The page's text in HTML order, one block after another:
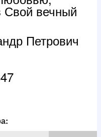
Свой вечный
Петрович